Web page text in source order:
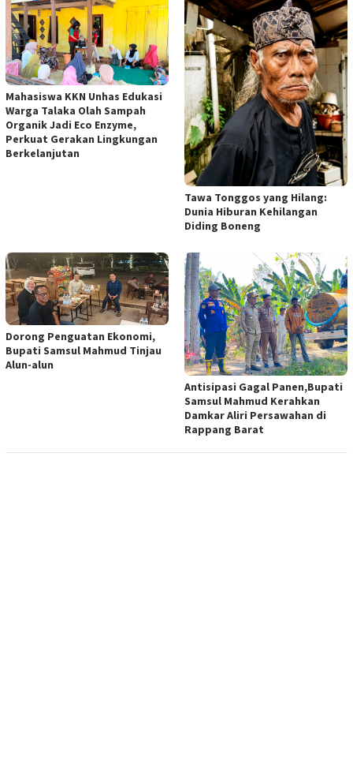
Mahasiswa KKN Unhas Edukasi
Warga Talaka Olah Sampah
Organik Jadi Eco Enzyme,
Perkuat Gerakan Lingkungan
Berkelanjutan
Tawa Tonggos yang Hilang:
Dunia Hiburan Kehilangan
Diding Boneng
Dorong Penguatan Ekonomi,
Bupati Samsul Mahmud Tinjau
Alun-alun
Antisipasi Gagal Panen,Bupati
Samsul Mahmud Kerahkan
Damkar Aliri Persawahan di
Rappang Barat